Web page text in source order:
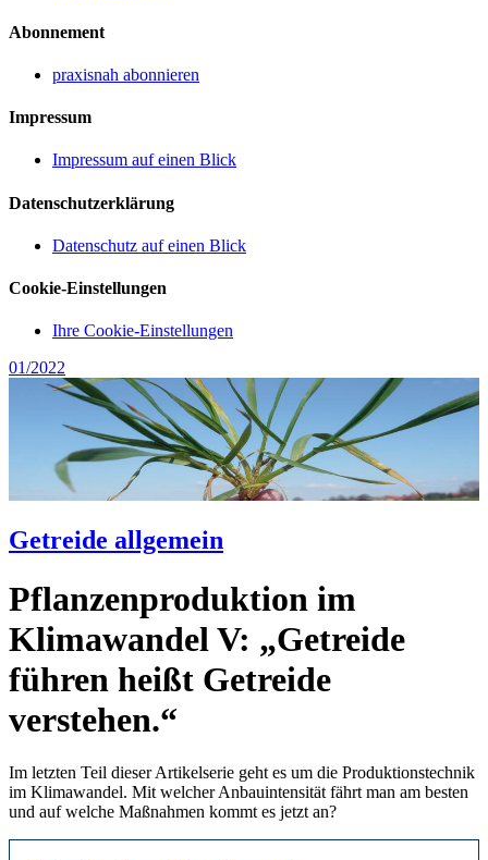
Abonnement
praxisnah abonnieren
Impressum
Impressum auf einen Blick
Datenschutzerklärung
Datenschutz auf einen Blick
Cookie-Einstellungen
Ihre Cookie-Einstellungen
01/2022
Getreide allgemein
Pflanzenproduktion im
Klimawandel V: „Getreide
führen heißt Getreide
verstehen.“
Im letzten Teil dieser Artikelserie geht es um die Produktionstechnik
im Klimawandel. Mit welcher Anbauintensität fährt man am besten
und auf welche Maßnahmen kommt es jetzt an?